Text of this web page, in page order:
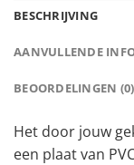
BESCHRIJVING
AANVULLENDE
BEOORDELINGEN (0)
Het door jouw
een plaat van